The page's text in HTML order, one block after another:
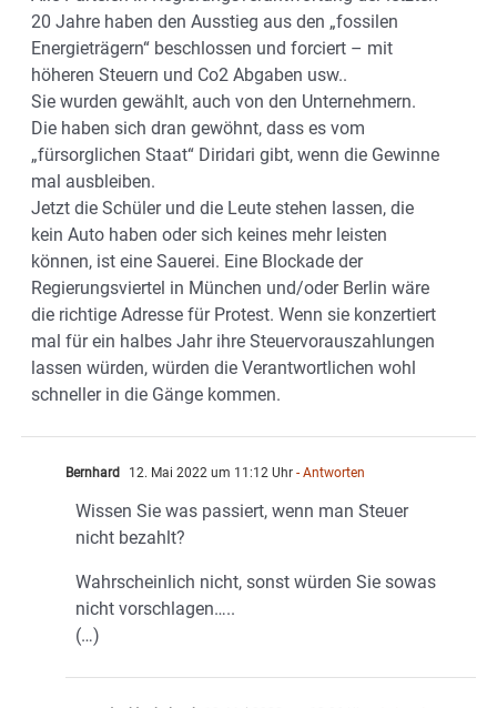
20 Jahre haben den Ausstieg aus den „fossilen
Energieträgern“ beschlossen und forciert – mit
höheren Steuern und Co2 Abgaben usw..
Sie wurden gewählt, auch von den Unternehmern.
Die haben sich dran gewöhnt, dass es vom
„fürsorglichen Staat“ Diridari gibt, wenn die Gewinne
mal ausbleiben.
Jetzt die Schüler und die Leute stehen lassen, die
kein Auto haben oder sich keines mehr leisten
können, ist eine Sauerei. Eine Blockade der
Regierungsviertel in München und/oder Berlin wäre
die richtige Adresse für Protest. Wenn sie konzertiert
mal für ein halbes Jahr ihre Steuervorauszahlungen
lassen würden, würden die Verantwortlichen wohl
schneller in die Gänge kommen.
Bernhard 12. Mai 2022 um 11:12 Uhr - Antworten
Wissen Sie was passiert, wenn man Steuer
nicht bezahlt?
Wahrscheinlich nicht, sonst würden Sie sowas
nicht vorschlagen…..
(…)